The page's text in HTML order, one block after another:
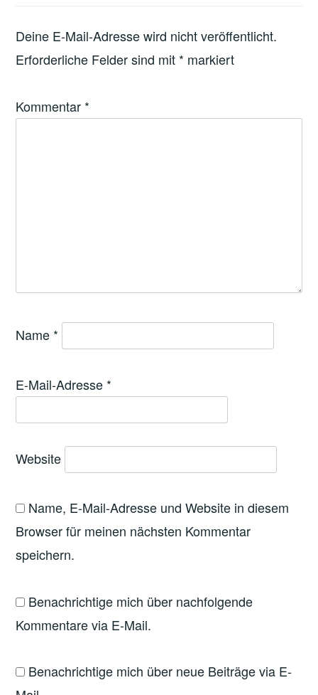
Deine E-Mail-Adresse wird nicht veröffentlicht.
Erforderliche Felder sind mit * markiert
Kommentar *
Name *
E-Mail-Adresse *
Website
Name, E-Mail-Adresse und Website in diesem
Browser für meinen nächsten Kommentar
speichern.
Benachrichtige mich über nachfolgende
Kommentare via E-Mail.
Benachrichtige mich über neue Beiträge via E-